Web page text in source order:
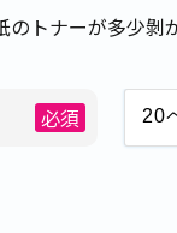
トナーが多少剝
必須